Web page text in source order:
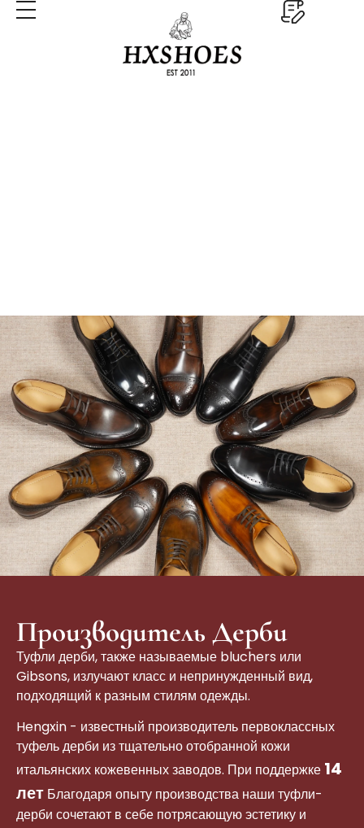
Производитель Дерби
Туфли дерби, также называемые bluchers или
Gibsons, излучают класс и непринужденный вид,
подходящий к разным стилям одежды.
Hengxin - известный производитель первоклассных
туфель дерби из тщательно отобранной кожи
итальянских кожевенных заводов. При поддержке 14
лет Благодаря опыту производства наши туфли-
дерби сочетают в себе потрясающую эстетику и